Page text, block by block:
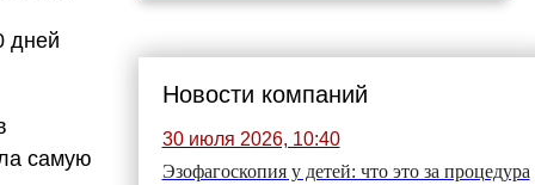
дней
самую
Новости компаний
30 июля 2026, 10:40
Эзофагоскопия у детей: что это за процедура